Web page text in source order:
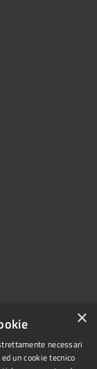
×
necessari
un cookie tecnico